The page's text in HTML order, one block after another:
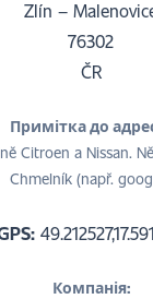
Zlín –
76302
ČR
Примітка до
Citroen a Nissan.
Chmelník (např.
Компанія: